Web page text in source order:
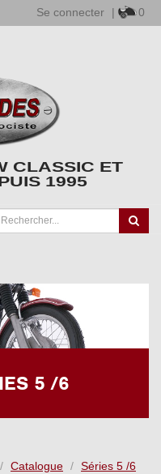
Se connecter | 0
CLASSIC ET
1995
5 /6
Catalogue
Séries 5 /6